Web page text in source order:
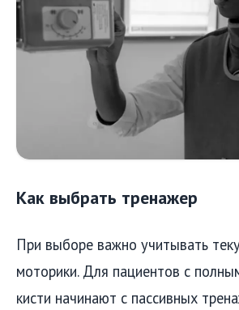
Как выбрать тренажер
При выборе важно учитывать
моторики. Для пациентов с
кисти начинают с пассивных